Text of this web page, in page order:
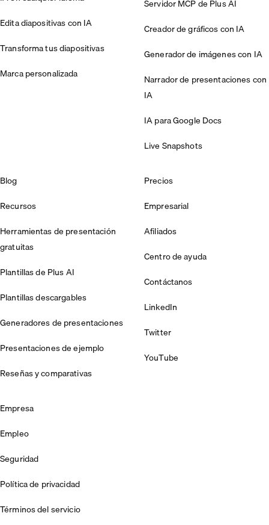
Edita diapositivas con IA
Transforma tus diapositivas
Marca personalizada
Servidor MCP de Plus AI
Creador de gráficos con IA
Generador de imágenes con IA
Narrador de presentaciones con
IA
IA para Google Docs
Live Snapshots
Blog
Recursos
Herramientas de presentación
gratuitas
Plantillas de Plus AI
Plantillas descargables
Generadores de presentaciones
Presentaciones de ejemplo
Reseñas y comparativas
Precios
Empresarial
Afiliados
Centro de ayuda
Contáctanos
LinkedIn
Twitter
YouTube
Empresa
Empleo
Seguridad
Política de privacidad
Términos del servicio